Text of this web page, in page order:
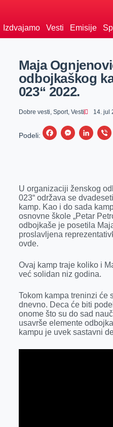
Izdvajamo Vesti Emisije
Maja
odbojkaškog
023“ 2022.
Dobre vesti, Sport, Vesti 14. jul
Podeli:
F
b
o
o
k
M
e
n
g
e
L
e
d
I
n
U organizaciji ženskog
023“ održava se
kamp. Kao i do sada
osnovne škole „Petar
odbojkaše je posetila
proslavljena
ovde.
Ovaj kamp traje koliko i
već solidan niz godina.
Tokom kampa treninzi će
dnevno. Deca će biti
onome što su do sad
usavrše elemente
kampu je uvek sastavni